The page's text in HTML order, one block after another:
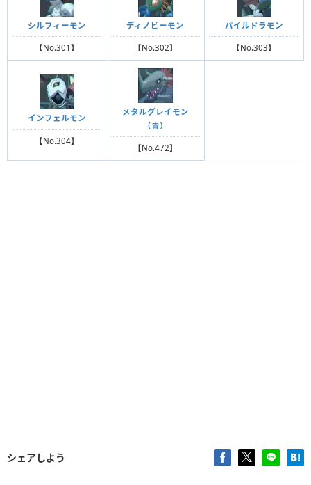
シルフィーモン
【No.301】
ディノビーモン
【No.302】
パイルドラモン
【No.303】
インフェルモン
【No.304】
メタルグレイモン
（青）
【No.472】
シェアしよう